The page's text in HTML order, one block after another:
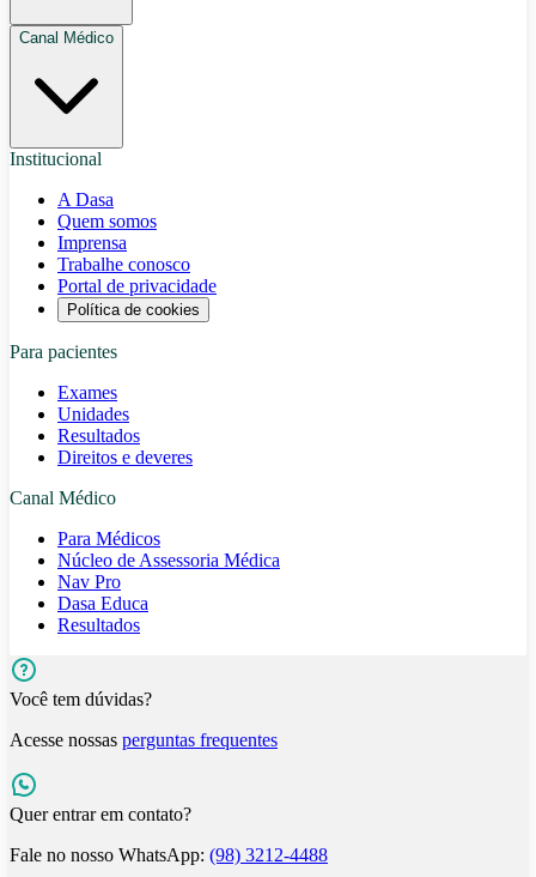
Canal Médico
Institucional
A Dasa
Quem somos
Imprensa
Trabalhe conosco
Portal de privacidade
Política de cookies
Para pacientes
Exames
Unidades
Resultados
Direitos e deveres
Canal Médico
Para Médicos
Núcleo de Assessoria Médica
Nav Pro
Dasa Educa
Resultados
Você tem dúvidas?
Acesse nossas perguntas frequentes
Quer entrar em contato?
Fale no nosso WhatsApp: (98) 3212-4488